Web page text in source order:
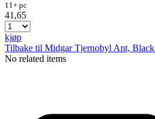
11+ pc
41,65
kjøp
Tilbake til Midgar Tjernobyl Ant,
No related items